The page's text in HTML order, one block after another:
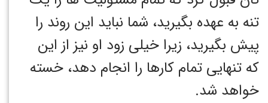
تنه به عهده بگیرید، شما نباید این روند را
پیش بگیرید، زیرا خیلی زود او نیز از این
که تنهایی تمام کارها را انجام دهد، خسته
خواهد شد.